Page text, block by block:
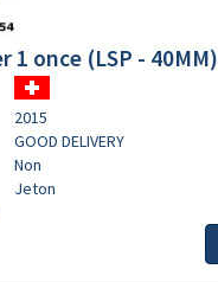
1 once (LSP - 40MM)
2015
GOOD DELIVERY
Non
Jeton